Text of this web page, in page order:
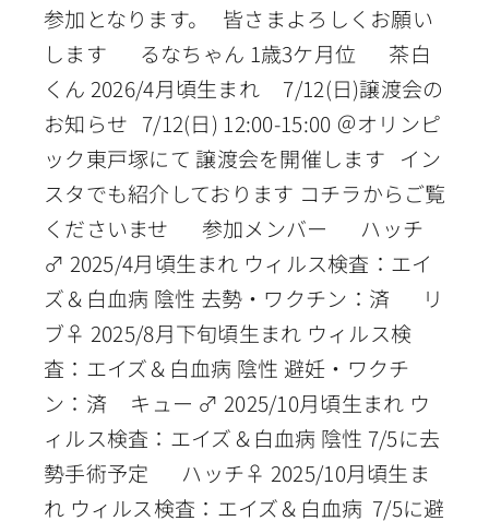
参加となります。 皆さまよろしくお願い
します るなちゃん 1歳3ケ月位 茶白
くん 2026/4月頃生まれ 7/12(日)譲渡会の
お知らせ 7/12(日) 12:00-15:00 ＠オリンピ
ック東戸塚にて 譲渡会を開催します イン
スタでも紹介しております コチラからご覧
くださいませ 参加メンバー ハッチ
♂ 2025/4月頃生まれ ウィルス検査：エイ
ズ＆白血病 陰性 去勢・ワクチン：済 リ
ブ♀ 2025/8月下旬頃生まれ ウィルス検
査：エイズ＆白血病 陰性 避妊・ワクチ
ン：済 キュー ♂ 2025/10月頃生まれ ウ
ィルス検査：エイズ＆白血病 陰性 7/5に去
勢手術予定 ハッチ♀ 2025/10月頃生ま
れ ウィルス検査：エイズ＆白血病 7/5に避